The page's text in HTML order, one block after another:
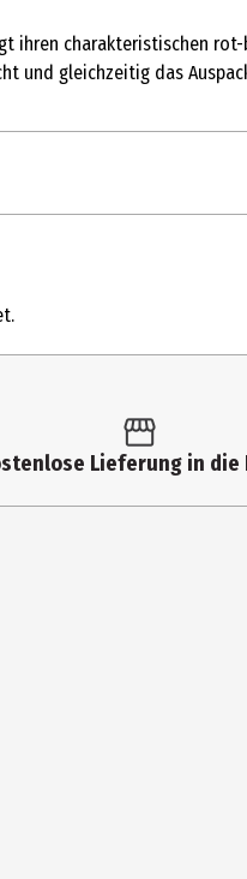
ihren charakteristischen
und gleichzeitig das
Lieferung in die